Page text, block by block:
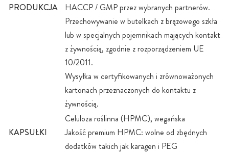
PRODUKCJA
HACCP / GMP przez wybranych partnerów.
Przechowywanie w butelkach z brązowego szkła
lub w specjalnych pojemnikach mających kontakt
z żywnością, zgodnie z rozporządzeniem UE
10/2011.
Wysyłka w certyfikowanych i zrównoważonych
kartonach przeznaczonych do kontaktu z
żywnością.
KAPSUŁKI
Celuloza roślinna (HPMC), wegańska
Jakość premium HPMC: wolne od zbędnych
dodatków takich jak karagen i PEG